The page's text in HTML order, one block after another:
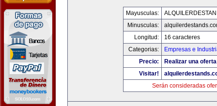
Mayusculas:
Minusculas:
Longitud:
16 caracteres
Categorias:
Empresas e
Precio:
Realizar una
Visitar!
Serán consideradas